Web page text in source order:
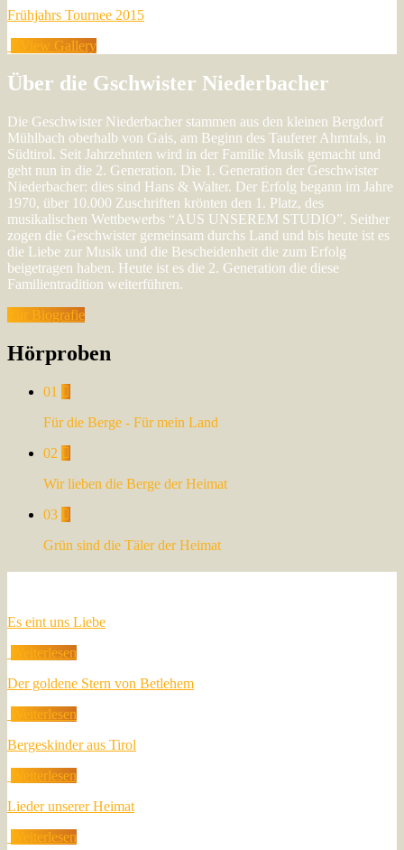
Frühjahrs Tournee 2015
View Gallery
Über die Gschwister Niederbacher
Die Geschwister Niederbacher stammen aus den kleinen Bergdorf
Mühlbach oberhalb von Gais, am Beginn des Tauferer Ahrntals, in
Südtirol. Seit Jahrzehnten wird in der Familie Musik gemacht und
geht nun in die 2. Generation. Die 1. Generation der Geschwister
Niederbacher: dies sind Hans & Walter. Der Erfolg begann im Jahre
1970, über 10.000 Zuschriften krönten den 1. Platz, des
musikalischen Wettbewerbs “AUS UNSEREM STUDIO”. Seither
zogen die Geschwister gemeinsam durchs Land und bis heute ist es
die Liebe zur Musik und die Bescheidenheit die zum Erfolg
beigetragen haben. Heute ist es die 2. Generation die diese
Familientradition weiterführen.
Zur Biografie
Hörproben
01
Für die Berge - Für mein Land
02
Wir lieben die Berge der Heimat
03
Grün sind die Täler der Heimat
Es eint uns Liebe
Weiterlesen
Der goldene Stern von Betlehem
Weiterlesen
Bergeskinder aus Tirol
Weiterlesen
Lieder unserer Heimat
Weiterlesen